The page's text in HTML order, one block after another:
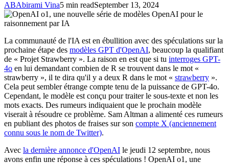
ABAbirami Vina5 min readSeptember 13, 2024
La communauté de l'IA est en ébullition avec des spéculations sur la
prochaine étape des modèles GPT d'OpenAI, beaucoup la qualifiant
de « Projet Strawberry ». La raison en est que si tu interroges GPT-
4o en lui demandant combien de R se trouvent dans le mot «
strawberry », il te dira qu'il y a deux R dans le mot « strawberry ».
Cela peut sembler étrange compte tenu de la puissance de GPT-4o.
Cependant, le modèle est conçu pour traiter le sous-texte et non les
mots exacts. Des rumeurs indiquaient que le prochain modèle
viserait à résoudre ce problème. Sam Altman a alimenté ces rumeurs
en publiant des photos de fraises sur son compte X (anciennement
connu sous le nom de Twitter).
Avec la dernière annonce d'OpenAI le jeudi 12 septembre, nous
avons enfin une réponse à ces spéculations ! OpenAI o1, une